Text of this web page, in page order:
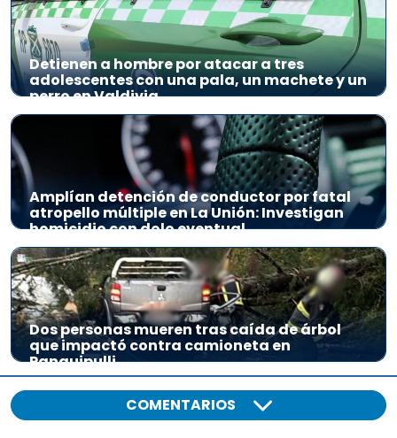
Detienen a hombre por atacar a tres
adolescentes con una pala, un machete y un
perro en Valdivia
Amplían detención de conductor por fatal
atropello múltiple en La Unión: Investigan
homicidio con dolo eventual
Dos personas mueren tras caída de árbol
que impactó contra camioneta en
Panguipulli
COMENTARIOS